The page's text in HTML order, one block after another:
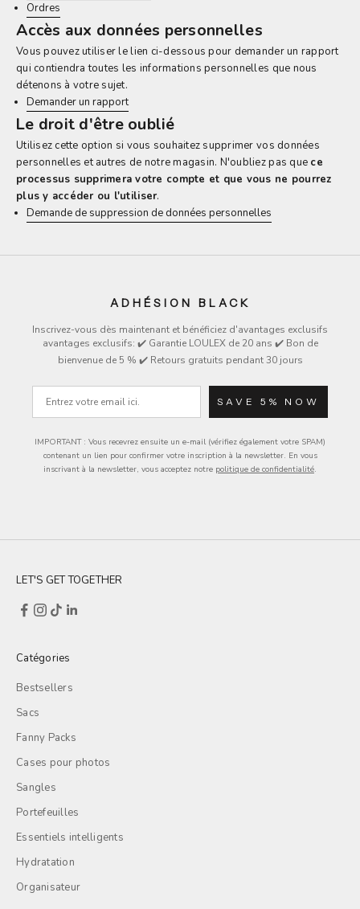
Ordres
Accès aux données personnelles
Vous pouvez utiliser le lien ci-dessous pour demander un rapport
qui contiendra toutes les informations personnelles que nous
détenons à votre sujet.
Demander un rapport
Le droit d'être oublié
Utilisez cette option si vous souhaitez supprimer vos données
personnelles et autres de notre magasin. N'oubliez pas que ce
processus supprimera votre compte et que vous ne pourrez
plus y accéder ou l'utiliser.
Demande de suppression de données personnelles
ADHÉSION BLACK
Inscrivez-vous dès maintenant et bénéficiez d'avantages exclusifs
avantages exclusifs: ✔️ Garantie LOULEX de 20 ans ✔️ Bon de
bienvenue de 5 % ✔️ Retours gratuits pendant 30 jours
SAVE 5% NOW
IMPORTANT : Vous recevrez ensuite un e-mail (vérifiez également votre SPAM)
contenant un lien pour confirmer votre inscription à la newsletter. En vous
inscrivant à la newsletter, vous acceptez notre politique de confidentialité.
LET'S GET TOGETHER
Catégories
Bestsellers
Sacs
Fanny Packs
Cases pour photos
Sangles
Portefeuilles
Essentiels intelligents
Hydratation
Organisateur